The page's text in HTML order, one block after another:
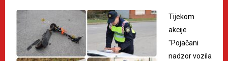
Tijekom
akcije
"Pojačani
nadzor vozila